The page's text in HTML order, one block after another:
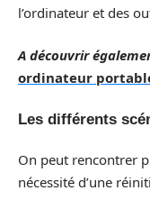
l’ordinateur et des
A découvrir
ordinateur
Les différents
On peut rencontrer
nécessité d’une